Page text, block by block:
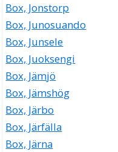
Box, Jonstorp
Box, Junosuando
Box, Junsele
Box, Juoksengi
Box, Jämjö
Box, Jämshög
Box, Järbo
Box, Järfälla
Box, Järna